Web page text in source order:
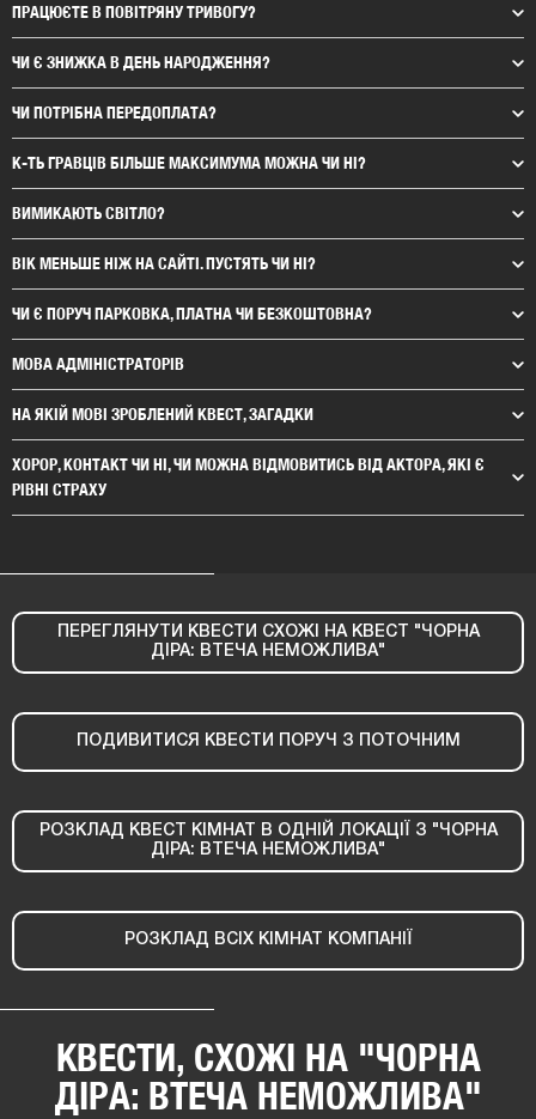
ПРАЦЮЄТЕ В ПОВІТРЯНУ ТРИВОГУ?
ЧИ Є ЗНИЖКА В ДЕНЬ НАРОДЖЕННЯ?
ЧИ ПОТРІБНА ПЕРЕДОПЛАТА?
К-ТЬ ГРАВЦІВ БІЛЬШЕ МАКСИМУМА МОЖНА ЧИ НІ?
ВИМИКАЮТЬ СВІТЛО?
ВІК МЕНЬШЕ НІЖ НА САЙТІ. ПУСТЯТЬ ЧИ НІ?
ЧИ Є ПОРУЧ ПАРКОВКА, ПЛАТНА ЧИ БЕЗКОШТОВНА?
МОВА АДМІНІСТРАТОРІВ
НА ЯКІЙ МОВІ ЗРОБЛЕНИЙ КВЕСТ, ЗАГАДКИ
ХОРОР, КОНТАКТ ЧИ НІ, ЧИ МОЖНА ВІДМОВИТИСЬ ВІД АКТОРА, ЯКІ Є
РІВНІ СТРАХУ
ПЕРЕГЛЯНУТИ КВЕСТИ СХОЖІ НА КВЕСТ "ЧОРНА
ДІРА: ВТЕЧА НЕМОЖЛИВА"
ПОДИВИТИСЯ КВЕСТИ ПОРУЧ З ПОТОЧНИМ
РОЗКЛАД КВЕСТ КІМНАТ В ОДНІЙ ЛОКАЦІЇ З "ЧОРНА
ДІРА: ВТЕЧА НЕМОЖЛИВА"
РОЗКЛАД ВСІХ КІМНАТ КОМПАНІЇ
КВЕСТИ, СХОЖІ НА "ЧОРНА
ДІРА: ВТЕЧА НЕМОЖЛИВА"